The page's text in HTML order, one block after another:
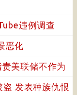
违例调查
恶化
美联储不作为
发表种族仇恨